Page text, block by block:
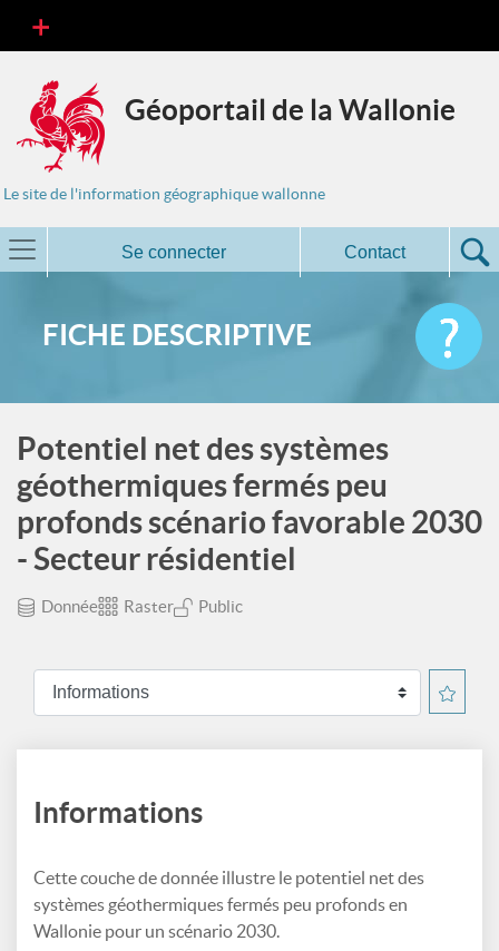
Géoportail de la Wallonie
Le site de l'information géographique wallonne
Se connecter Contact
FICHE DESCRIPTIVE
Potentiel net des systèmes
géothermiques fermés peu
profonds scénario favorable 2030
- Secteur résidentiel
Donnée Raster Public
Informations
Cette couche de donnée illustre le potentiel net des
systèmes géothermiques fermés peu profonds en
Wallonie pour un scénario 2030.